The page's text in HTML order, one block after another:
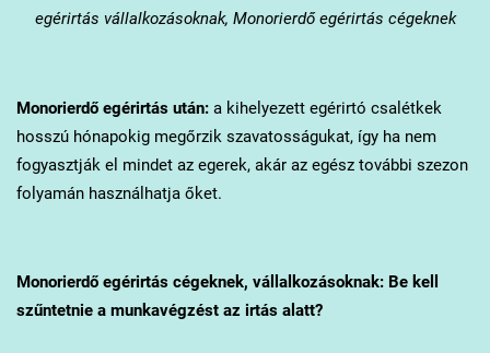
egérirtás vállalkozásoknak, Monorierdő egérirtás cégeknek
Monorierdőegérirtás után:a kihelyezett egérirtó csalétkek
hosszú hónapokig megőrzik szavatosságukat, így ha nem
fogyasztják el mindet az egerek, akár az egész további szezon
folyamán használhatja őket.
Monorierdőegérirtás cégeknek, vállalkozásoknak: Be kell
szűntetnie a munkavégzést az irtás alatt?